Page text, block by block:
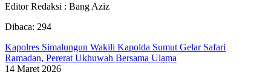
Editor Redaksi : Bang Aziz
Dibaca: 294
Kapolres Simalungun Wakili Kapolda Sumut Gelar Safari
Ramadan, Pererat Ukhuwah Bersama Ulama
14 Maret 2026